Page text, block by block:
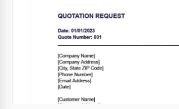
clientes.
Google Docs
solicitações de Orçamento de Serviço
tem um modelo pronto? Hora de
aspecto!
Google Docs